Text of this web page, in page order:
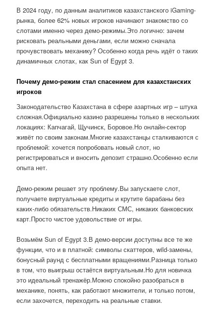
В 2024 году, по данным аналитиков казахстанского iGaming-
рынка, более 62% новых игроков начинают знакомство со
слотами именно через демо-режимы.Это логично: зачем
рисковать реальными деньгами, если можно сначала
прочувствовать механику? Особенно когда речь идёт о таких
динамичных слотах, как Sun of Egypt 3.
Почему демо-режим стал спасением для казахстанских
игроков
Законодательство Казахстана в сфере азартных игр – штука
сложная.Официально казино разрешены только в нескольких
локациях: Капчагай, Щучинск, Боровое.Но онлайн-сектор
живёт по своим законам.Многие казахстанцы сталкиваются с
проблемой: хочется попробовать новый слот, но
регистрироваться и вносить депозит страшно.Особенно если
опыта нет.
Демо-режим решает эту проблему.Вы запускаете слот,
получаете виртуальные кредиты и крутите барабаны без
каких-либо обязательств.Никаких СМС, никаких банковских
карт.Просто чистое удовольствие от игры.
Возьмём Sun of Egypt 3.В демо-версии доступны все те же
функции, что и в платной: символы скаттеров, wild-замены,
бонусный раунд с бесплатными вращениями.Разница только
в том, что выигрыш остаётся виртуальным.Но для новичка
это идеальный тренажёр.Можно спокойно разобраться в
механике, понять, как работают множители, и только потом,
если захочется, переходить на реальные ставки.